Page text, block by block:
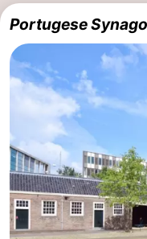
Warenhuizen
Evenementen
Uitgelicht
Grachtengordel
Coffeeshops
Homohoofdstad
Rosse
Portugese